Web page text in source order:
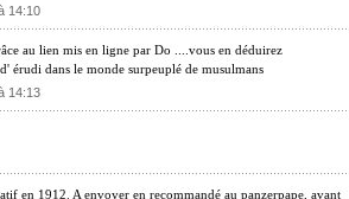
14:10
au lien mis en ligne par Do ....vous en déduirez
érudi dans le monde surpeuplé de musulmans
14:13
en 1912. A envoyer en recommandé au panzerpape, avant